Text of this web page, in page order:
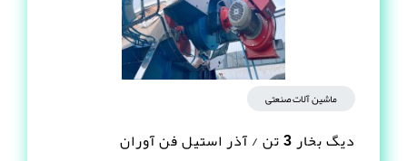
ماشین آلات صنعتی
دیگ بخار 3 تن / آذر استیل فن آوران